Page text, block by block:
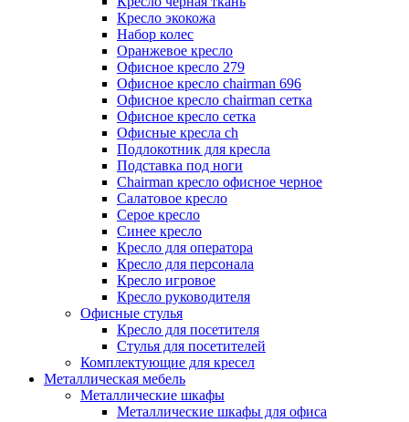
Кресло экокожа
Набор колес
Оранжевое кресло
Офисное кресло 279
Офисное кресло chairman 696
Офисное кресло chairman сетка
Офисное кресло сетка
Офисные кресла ch
Подлокотник для кресла
Подставка под ноги
Сhairman кресло офисное черное
Салатовое кресло
Серое кресло
Синее кресло
Кресло для оператора
Кресло для персонала
Кресло игровое
Кресло руководителя
Офисные стулья
Кресло для посетителя
Стулья для посетителей
Комплектующие для кресел
Металлическая мебель
Металлические шкафы
Металлические шкафы для офиса